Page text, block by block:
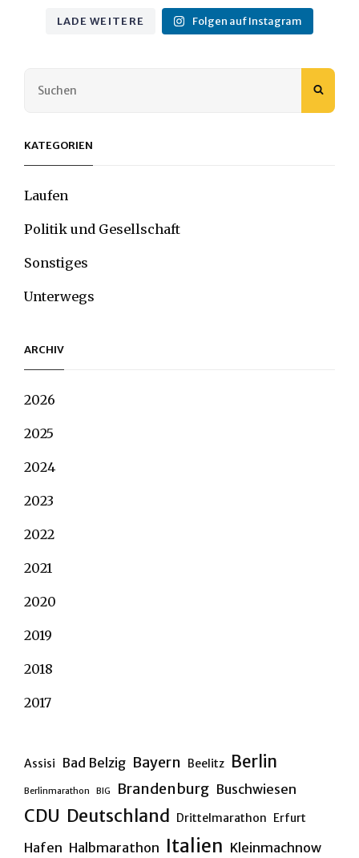
LADE WEITERE Folgen auf Instagram
KATEGORIEN
Laufen
Politik und Gesellschaft
Sonstiges
Unterwegs
ARCHIV
2026
2025
2024
2023
2022
2021
2020
2019
2018
2017
Assisi Bad Belzig Bayern Beelitz Berlin
Berlinmarathon BIG Brandenburg Buschwiesen
CDU Deutschland Drittelmarathon Erfurt
Hafen Halbmarathon Italien Kleinmachnow